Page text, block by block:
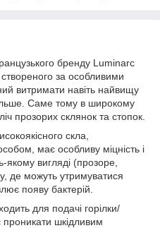
бренду Luminarc
створеного за особливими
витримати навіть найвищу
Саме тому в широкому
прозорих склянок та стопок.
скла,
має особливу міцність і
якому вигляді (прозоре,
де можуть утримуватися
появу бактерій.
для подачі горілки/
шкідливим